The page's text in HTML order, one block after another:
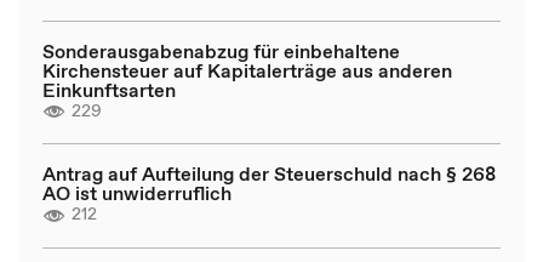
Sonderausgabenabzug für einbehaltene
Kirchensteuer auf Kapitalerträge aus anderen
Einkunftsarten
229
Antrag auf Aufteilung der Steuerschuld nach § 268
AO ist unwiderruflich
212